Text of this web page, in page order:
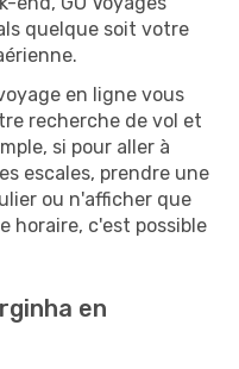
quelque soit votre
en ligne vous
recherche de vol et
si pour aller à
escales, prendre une
ou n'afficher que
horaire, c'est possible
en